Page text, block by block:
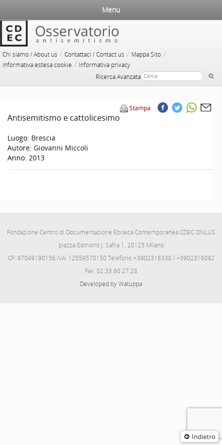
Chi siamo / About us / Contattaci / Contact us / Mappa Sito /
Informativa estesa cookie / Informativa privacy
Ricerca Avanzata
Menu
Indietro
Stampa
Antisemitismo e cattolicesimo
Luogo: Brescia
Autore: Giovanni Miccoli
Anno: 2013
Fondazione Centro di Documentazione Ebraica Contemporanea CDEC ONLUS
piazza Edmond J. Safra 1, 20125 Milano
CF: 97049190156 IVA: 12559570150 Telefono +3902316338 / +3902316092
Fax: 02.33.60.27.28
Developed by Watuppa